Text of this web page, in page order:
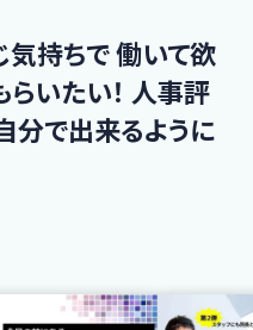
気持ちで 働いて欲
らいたい！ 人事評
分で出来るように